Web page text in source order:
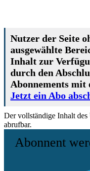
Nutzer der Seite
ausgewählte
Inhalt zur
durch den
Abonnements mit
Jetzt ein Abo
Der vollständige Inhalt
abrufbar.
Abonnent